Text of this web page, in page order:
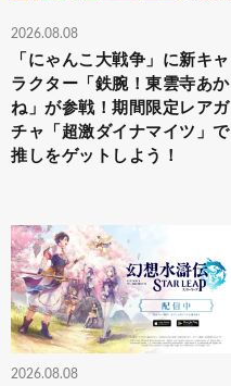
2026.08.08
「にゃんこ大戦争」に新キャ
ラクター「鉄腕！東雲寺あか
ね」が参戦！期間限定レアガ
チャ「超激ダイナマイツ」で
推しをゲットしよう！
2026.08.08